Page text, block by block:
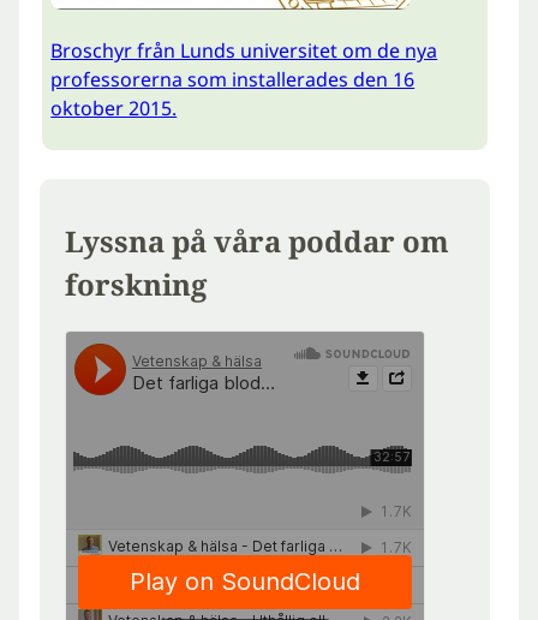
Broschyr från Lunds universitet om de nya
professorerna som installerades den 16
oktober 2015.
Lyssna på våra poddar om
forskning